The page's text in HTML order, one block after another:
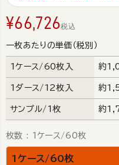
¥66,726税込
一枚あたりの単価（税別）
1ケース/60枚入 約
1ダース/12枚入 約
サンプル/1枚 約
枚数 1ケース/60枚
1ケース/60枚